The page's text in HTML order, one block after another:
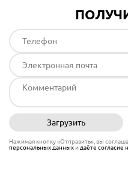
Загрузить
Нажимая кнопку «Отправить», вы
персональных данныхи даёте согласие